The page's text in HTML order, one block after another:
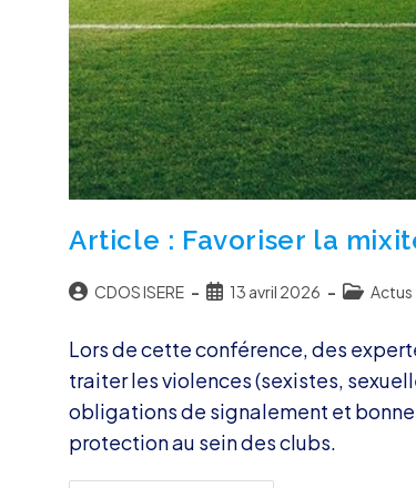
Article : Favoriser la
Auteur/autrice
la
publication :
CDOS ISERE
Publication
13 avril 2026
PostActus
Lors de cette conférence, des
traiter les violences (sexistes,
obligations de signalement et
protection au sein des clubs.